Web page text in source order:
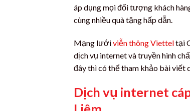
áp dụng mọi đối tượng khách
cùng nhiều quà tặng hấp dẫn.
Mạng lướiviễn thông Vietteltại
dịch vụ internet và truyền hình
đây thì có thể tham khảo bài viết
Dịch vụ internet